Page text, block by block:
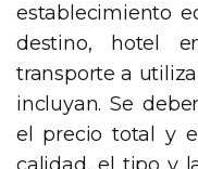
establecimiento
destino, hotel
transporte a
incluyan. Se
el precio total y